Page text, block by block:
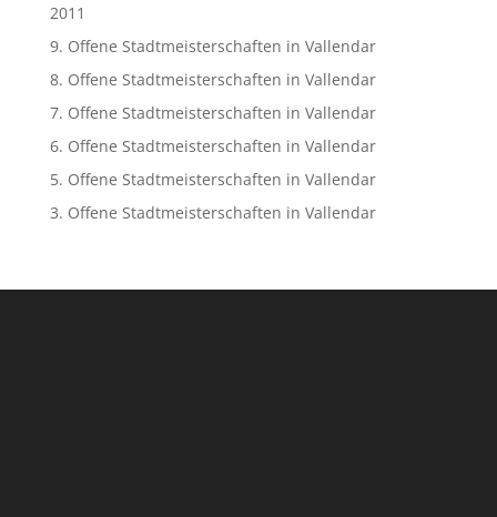
2011
9. Offene Stadtmeisterschaften in Vallendar
8. Offene Stadtmeisterschaften in Vallendar
7. Offene Stadtmeisterschaften in Vallendar
6. Offene Stadtmeisterschaften in Vallendar
5. Offene Stadtmeisterschaften in Vallendar
3. Offene Stadtmeisterschaften in Vallendar